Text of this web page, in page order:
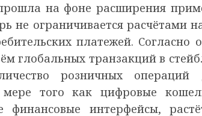
на фоне расширения
не ограничивается расчётами
платежей.
глобальных транзакций в
розничных операций
того как цифровые
финансовые интерфейсы,